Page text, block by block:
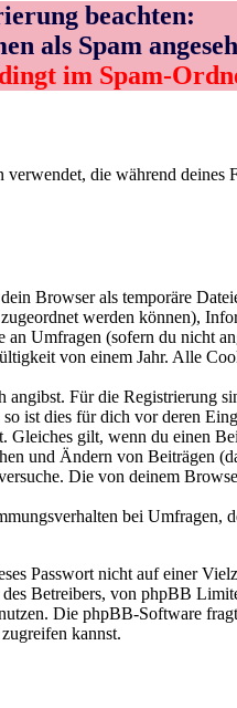
beachten:
als Spam
im Spam-
die während deines
Browser als temporäre
werden können),
Umfragen (sofern du nicht
von einem Jahr. Alle
Für die Registrierung
ist dies für dich vor deren
Gleiches gilt, wenn du einen
und Ändern von Beiträgen
Die von deinem
bei Umfragen,
Passwort nicht auf einer
Betreibers, von phpBB
Die phpBB-Software
kannst.